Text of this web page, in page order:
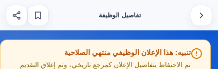
تفاصيل الوظيفة
تنبيه: هذا الإعلان الوظيفي منتهي الصلاحية
تم الاحتفاظ بتفاصيل الإعلان كمرجع تاريخي، وتم إغلاق التقديم